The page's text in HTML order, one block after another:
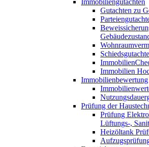
Gutachten zu
Immobilien
Immobilienbewertung
Prüfung der
Prüfung
Lüftungs-,
Heizöltank